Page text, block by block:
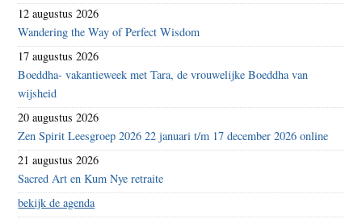
12 augustus 2026
Wandering the Way of Perfect Wisdom
17 augustus 2026
Boeddha- vakantieweek met Tara, de vrouwelijke Boeddha van
wijsheid
20 augustus 2026
Zen Spirit Leesgroep 2026 22 januari t/m 17 december 2026 online
21 augustus 2026
Sacred Art en Kum Nye retraite
bekijk de agenda